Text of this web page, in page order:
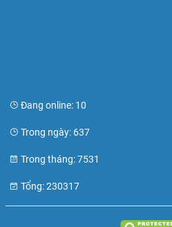
Đang online: 10
Trong ngày: 637
Trong tháng: 7531
Tổng: 230317